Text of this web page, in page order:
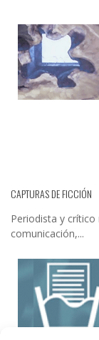
CAPTURAS DE FICCIÓN
Periodista y
comunicación,...